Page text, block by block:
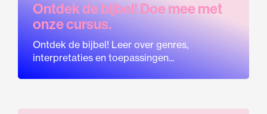
Ontdek de bijbel! Doe mee met
onze cursus.
Ontdek de bijbel! Leer over genres,
interpretaties en toepassingen...